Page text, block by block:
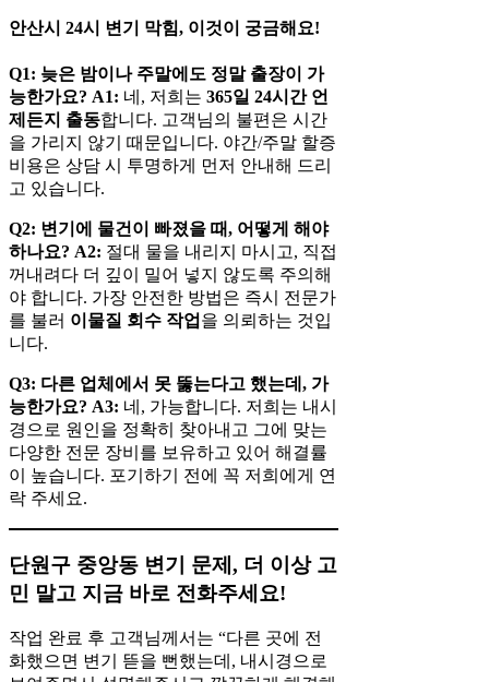
안산시 24시 변기 막힘, 이것이 궁금해요!
Q1: 늦은 밤이나 주말에도 정말 출장이 가
능한가요? A1: 네, 저희는 365일 24시간 언
제든지 출동합니다. 고객님의 불편은 시간
을 가리지 않기 때문입니다. 야간/주말 할증
비용은 상담 시 투명하게 먼저 안내해 드리
고 있습니다.
Q2: 변기에 물건이 빠졌을 때, 어떻게 해야
하나요? A2: 절대 물을 내리지 마시고, 직접
꺼내려다 더 깊이 밀어 넣지 않도록 주의해
야 합니다. 가장 안전한 방법은 즉시 전문가
를 불러 이물질 회수 작업 을 의뢰하는 것입
니다.
Q3: 다른 업체에서 못 뚫는다고 했는데, 가
능한가요? A3: 네, 가능합니다. 저희는 내시
경으로 원인을 정확히 찾아내고 그에 맞는
다양한 전문 장비를 보유하고 있어 해결률
이 높습니다. 포기하기 전에 꼭 저희에게 연
락 주세요.
단원구 중앙동 변기 문제, 더 이상 고
민 말고 지금 바로 전화주세요!
작업 완료 후 고객님께서는 “다른 곳에 전
화했으면 변기 뜯을 뻔했는데, 내시경으로